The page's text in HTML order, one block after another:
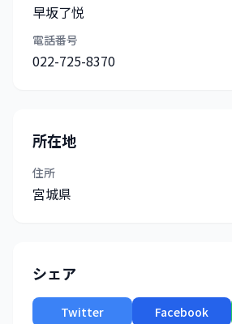
早坂了悦
電話番号
022-725-8370
所在地
住所
宮城県
シェア
Twitter Facebook